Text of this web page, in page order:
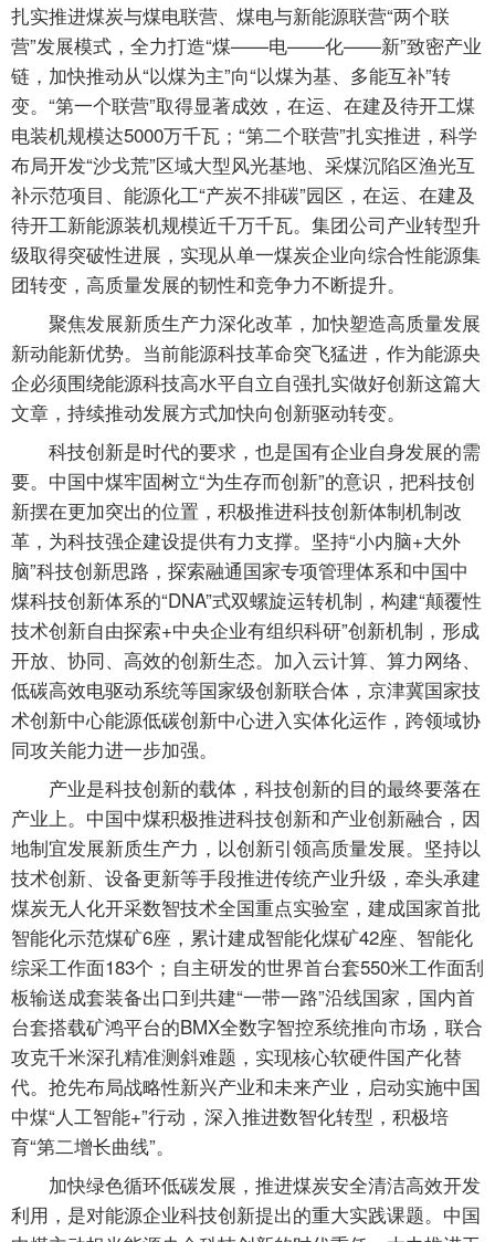
扎实推进煤炭与煤电联营、煤电与新能源联营“两个联
营”发展模式，全力打造“煤——电——化——新”致密产业
链，加快推动从“以煤为主”向“以煤为基、多能互补”转
变。“第一个联营”取得显著成效，在运、在建及待开工煤
电装机规模达5000万千瓦；“第二个联营”扎实推进，科学
布局开发“沙戈荒”区域大型风光基地、采煤沉陷区渔光互
补示范项目、能源化工“产炭不排碳”园区，在运、在建及
待开工新能源装机规模近千万千瓦。集团公司产业转型升
级取得突破性进展，实现从单一煤炭企业向综合性能源集
团转变，高质量发展的韧性和竞争力不断提升。
聚焦发展新质生产力深化改革，加快塑造高质量发展
新动能新优势。当前能源科技革命突飞猛进，作为能源央
企必须围绕能源科技高水平自立自强扎实做好创新这篇大
文章，持续推动发展方式加快向创新驱动转变。
科技创新是时代的要求，也是国有企业自身发展的需
要。中国中煤牢固树立“为生存而创新”的意识，把科技创
新摆在更加突出的位置，积极推进科技创新体制机制改
革，为科技强企建设提供有力支撑。坚持“小内脑+大外
脑”科技创新思路，探索融通国家专项管理体系和中国中
煤科技创新体系的“DNA”式双螺旋运转机制，构建“颠覆性
技术创新自由探索+中央企业有组织科研”创新机制，形成
开放、协同、高效的创新生态。加入云计算、算力网络、
低碳高效电驱动系统等国家级创新联合体，京津冀国家技
术创新中心能源低碳创新中心进入实体化运作，跨领域协
同攻关能力进一步加强。
产业是科技创新的载体，科技创新的目的最终要落在
产业上。中国中煤积极推进科技创新和产业创新融合，因
地制宜发展新质生产力，以创新引领高质量发展。坚持以
技术创新、设备更新等手段推进传统产业升级，牵头承建
煤炭无人化开采数智技术全国重点实验室，建成国家首批
智能化示范煤矿6座，累计建成智能化煤矿42座、智能化
综采工作面183个；自主研发的世界首台套550米工作面刮
板输送成套装备出口到共建“一带一路”沿线国家，国内首
台套搭载矿鸿平台的BMX全数字智控系统推向市场，联合
攻克千米深孔精准测斜难题，实现核心软硬件国产化替
代。抢先布局战略性新兴产业和未来产业，启动实施中国
中煤“人工智能+”行动，深入推进数智化转型，积极培
育“第二增长曲线”。
加快绿色循环低碳发展，推进煤炭安全清洁高效开发
利用，是对能源企业科技创新提出的重大实践课题。中国